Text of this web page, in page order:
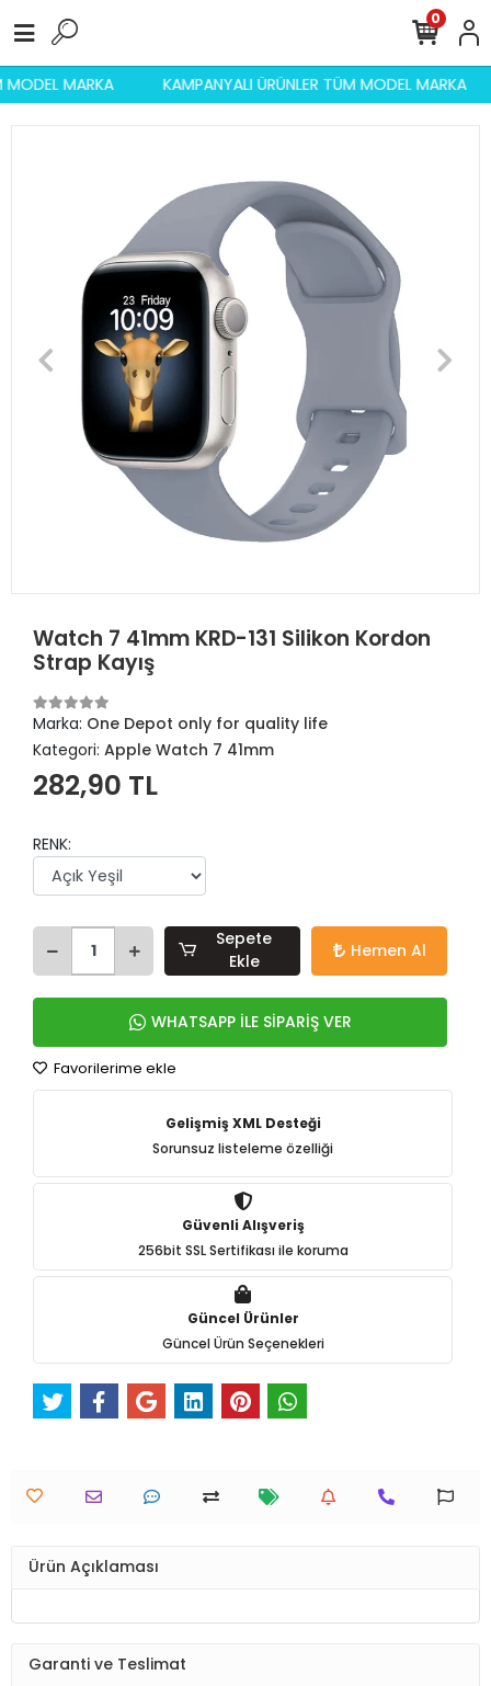
MODEL MARKA KAMPANYALI ÜRÜNLER TÜM MODEL MARKA
0
Watch 7 41mm KRD-131 Silikon Kordon
Strap Kayış
Marka: One Depot only for quality life
Kategori: Apple Watch 7 41mm
282,90 TL
RENK:
Sepete
Ekle
Hemen Al
WHATSAPP İLE SİPARİŞ VER
Favorilerime ekle
Gelişmiş XML Desteği
Sorunsuz listeleme özelliği
Güvenli Alışveriş
256bit SSL Sertifikası ile koruma
Güncel Ürünler
Güncel Ürün Seçenekleri
Ürün Açıklaması
Garanti ve Teslimat